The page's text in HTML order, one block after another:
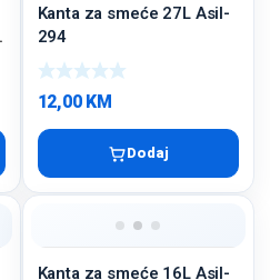
Kanta za smeće 27L Asil-
294
12,00KM
Dodaj
Kanta za smeće 16L Asil-